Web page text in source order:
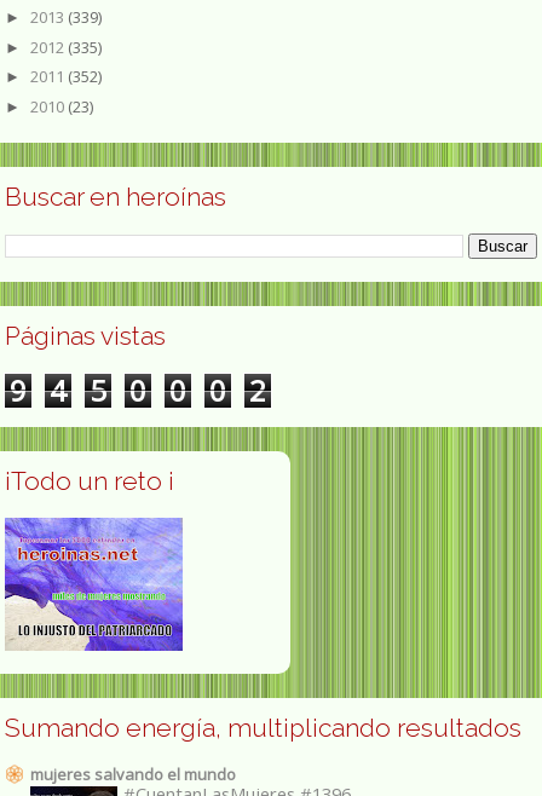
► 2013 (339)
► 2012 (335)
► 2011 (352)
► 2010 (23)
Buscar en heroínas
Páginas vistas
9 4 5 0 0 0 2
¡Todo un reto ¡
Sumando energía, multiplicando resultados
mujeres salvando el mundo